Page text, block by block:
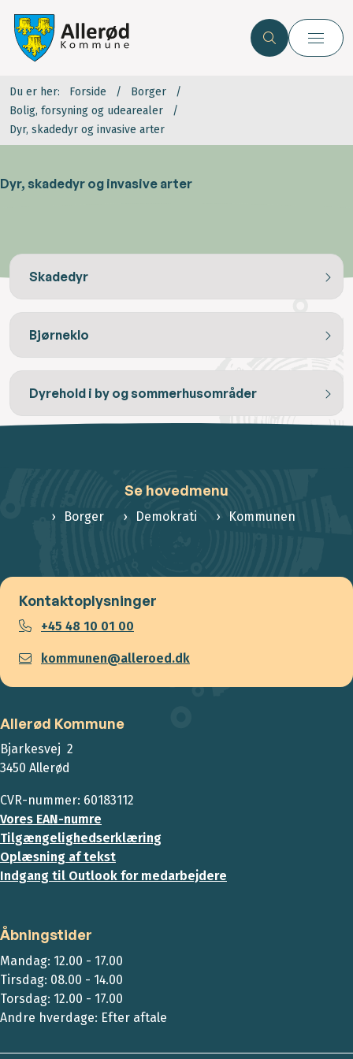
Du er her: Forside
Borger
Bolig, forsyning og udearealer
Dyr, skadedyr og invasive arter
Dyr, skadedyr og invasive arter
Skadedyr
Bjørneklo
Dyrehold i by og sommerhusområder
Se hovedmenu
Borger Demokrati Kommunen
Kontaktoplysninger
+45 48 10 01 00
kommunen@alleroed.dk
Allerød Kommune
Bjarkesvej 2
3450 Allerød
CVR-nummer: 60183112
Vores EAN-numre
Tilgængelighedserklæring
Oplæsning af tekst
Indgang til Outlook for medarbejdere
Åbningstider
Mandag: 12.00 - 17.00
Tirsdag: 08.00 - 14.00
Torsdag: 12.00 - 17.00
Andre hverdage: Efter aftale